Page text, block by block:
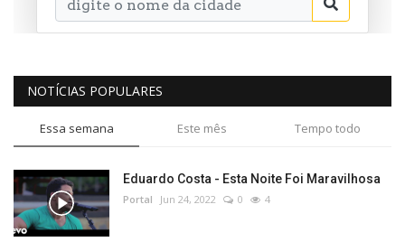
NOTÍCIAS POPULARES
Essa semana Este mês Tempo todo
Eduardo Costa - Esta Noite Foi Maravilhosa
Portal Jun 24, 2022 0 4